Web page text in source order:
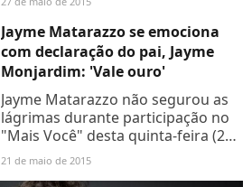
trama das seis da TV Globo,
deixou...
Jayme Matarazzo se emociona
com declaração do pai, Jayme
Monjardim: 'Vale ouro'
Jayme Matarazzo não segurou as
lágrimas durante participação no
"Mais Você" desta quinta-feira (21).
O intérprete do Pedro da novela
21 de maio de 2015